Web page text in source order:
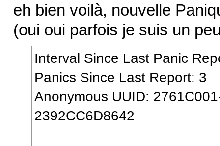
eh bien voilà, nouvelle
(oui oui parfois je suis un
Interval Since Last Panic
Panics Since Last Report: 3
Anonymous UUID:
2392CC6D8642